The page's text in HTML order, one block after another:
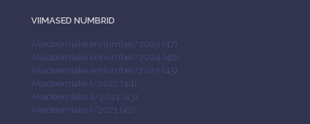
VIIMASED NUMBRID
Akadeemiake erinumber/2025 (47)
Akadeemiake erinumber/2024 (46)
Akadeemiake erinumber/2023 (45)
Akadeemiake I/2022 (44)
Akadeemiake II/2021 (43)
Akadeemiake I/2021 (42)